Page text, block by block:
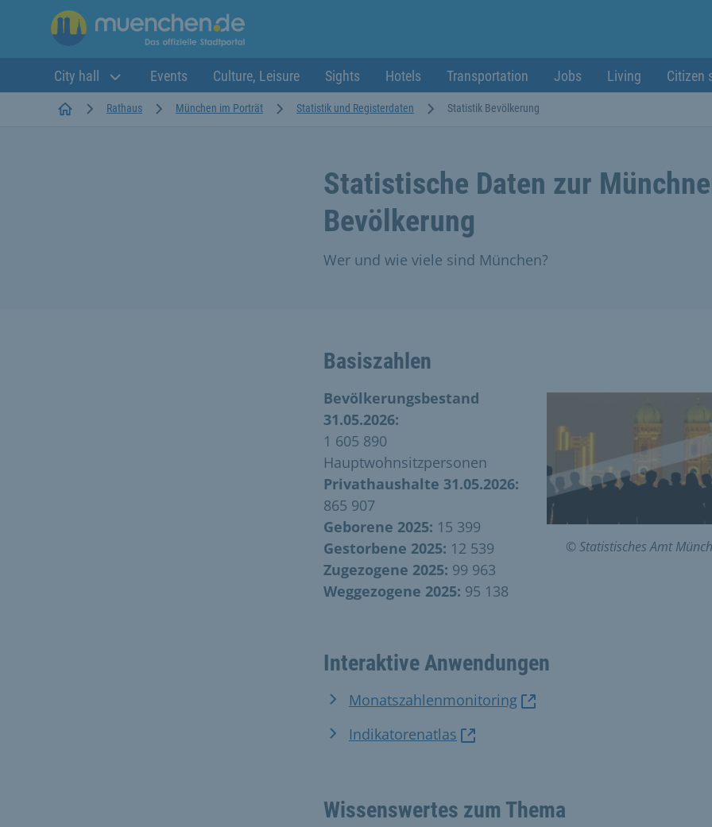
City hall Events Culture, Leisure Sights Hotels Transportation Jobs Living Citizen
StartseiteRathaus München im Porträt Statistik und Registerdaten Statistik Bevölkerung
Statistische Daten zur
Bevölkerung
Wer und wie viele sind München?
Basiszahlen
© Statistisches Amt
Bevölkerungsbestand
31.05.2026:
1 605 890
Hauptwohnsitzpersonen
Privathaushalte 31.05.2026:
865 907
Geborene 2025: 15 399
Gestorbene 2025: 12 539
Zugezogene 2025: 99 963
Weggezogene 2025: 95 138
Interaktive Anwendungen
Monatszahlenmonitoring
Indikatorenatlas
Wissenswertes zum Thema